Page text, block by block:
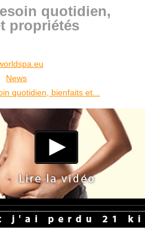
quotidien,
propriétés
News
quotidien, bienfaits et...